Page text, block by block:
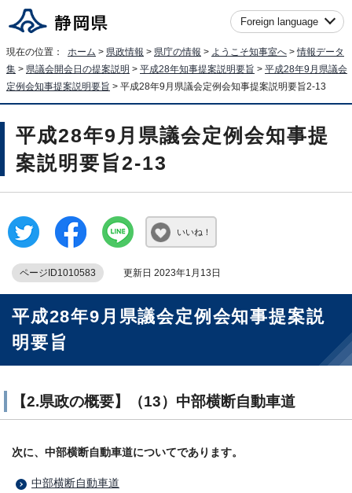
Foreign language
現在の位置： ホーム > 県政情報 > 県庁の情報 > ようこそ知事室へ >情報データ
集 > 県議会開会日の提案説明 > 平成28年知事提案説明要旨 > 平成28年9月県議会
定例会知事提案説明要旨 > 平成28年9月県議会定例会知事提案説明要旨2-13
平成28年9月県議会定例会知事提
案説明要旨2-13
いいね！
ページID1010583 更新日 2023年1月13日
平成28年9月県議会定例会知事提案説
明要旨
【2.県政の概要】（13）中部横断自動車道
次に、中部横断自動車道についてであります。
中部横断自動車道